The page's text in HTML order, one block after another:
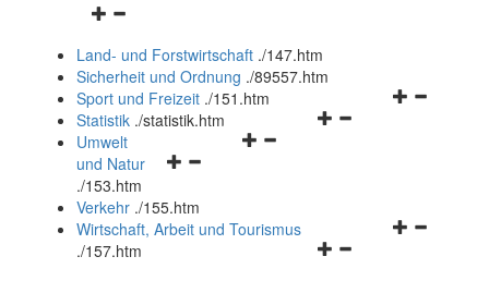
Navigationsmenü
und
schließen
Land- und Forstwirtschaft ./147.htm
Sicherheit und Ordnung ./89557.htm
Navigationsmenü
Sport und Freizeit ./151.htm
Navigationsmenü
Statistik ./statistik.htm
Navigationsmenü
und
schließen
Umwelt
und Natur
./153.htm
Verkehr ./155.htm
Navigationsmenü
Wirtschaft, Arbeit und Tourismus
./157.htm